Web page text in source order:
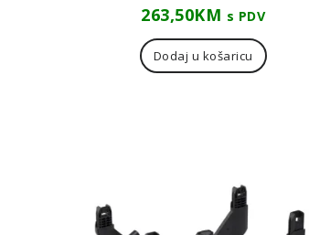
263,50KM s PDV
Dodaj u košaricu